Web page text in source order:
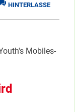
HINTERLASSE
Mobiles-